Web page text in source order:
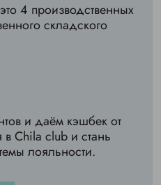
4 производственных
складского
и даём кэшбек от
в Chila club и стань
лояльности.